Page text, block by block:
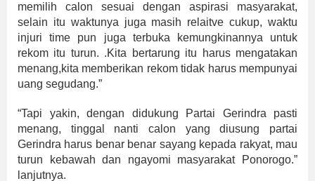
memilih calon sesuai dengan aspirasi masyarakat,
selain itu waktunya juga masih relaitve cukup, waktu
injuri time pun juga terbuka kemungkinannya untuk
rekom itu turun. .Kita bertarung itu harus mengatakan
menang,kita memberikan rekom tidak harus mempunyai
uang segudang.”
“Tapi yakin, dengan didukung Partai Gerindra pasti
menang, tinggal nanti calon yang diusung partai
Gerindra harus benar benar sayang kepada rakyat, mau
turun kebawah dan ngayomi masyarakat Ponorogo.”
lanjutnya.